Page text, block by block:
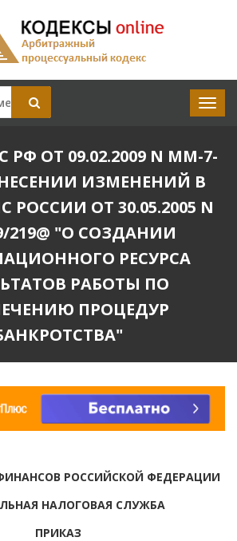
ОТ 09.02.2009 N ММ-7-
ИЗМЕНЕНИЙ В
РОССИИ ОТ 30.05.2005 N
219@ "О СОЗДАНИИ
РЕСУРСА
РАБОТЫ ПО
ПРОЦЕДУР
РОССИЙСКОЙ ФЕДЕРАЦИИ
НАЛОГОВАЯ СЛУЖБА
ПРИКАЗ